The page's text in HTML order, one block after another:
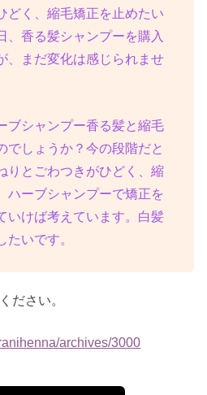
どく、縮毛矯正を止めたい
、香る髪シャンプーを購入
、まだ変化は感じられませ
ブシャンプー香る髪と縮毛
でしょうか？今の段階だと
りとごわつきがひどく、縮
ハーブシャンプーで矯正を
いけば考えています。白髪
いです。
ださい。
archives/3000